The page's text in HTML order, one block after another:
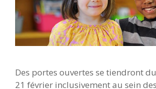
Des portes ouvertes se tiendront
21 février inclusivement au sein